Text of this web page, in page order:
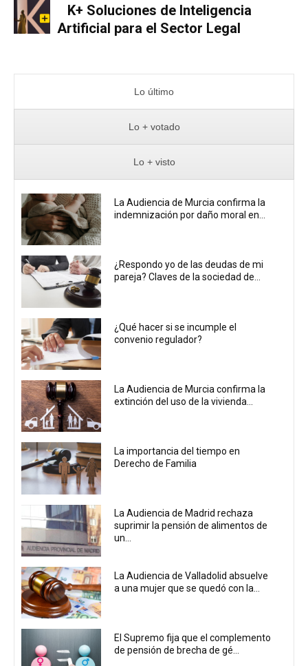
K+ Soluciones de Inteligencia
Artificial para el Sector Legal
Lo último
Lo + votado
Lo + visto
La Audiencia de Murcia confirma la
indemnización por daño moral en...
¿Respondo yo de las deudas de mi
pareja? Claves de la sociedad de...
¿Qué hacer si se incumple el
convenio regulador?
La Audiencia de Murcia confirma la
extinción del uso de la vivienda...
La importancia del tiempo en
Derecho de Familia
La Audiencia de Madrid rechaza
suprimir la pensión de alimentos de
un...
La Audiencia de Valladolid absuelve
a una mujer que se quedó con la...
El Supremo fija que el complemento
de pensión de brecha de gé...